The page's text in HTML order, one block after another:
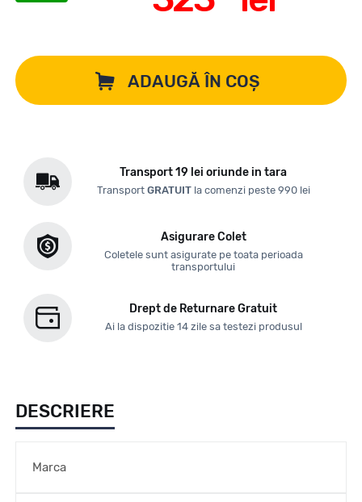
ADAUGĂ ÎN COȘ
Transport 19 lei oriunde in tara
Transport GRATUITla comenzi peste 990 lei
Asigurare Colet
Coletele sunt asigurate pe toata perioada
transportului
Drept de Returnare Gratuit
Ai la dispozitie 14 zile sa testezi produsul
DESCRIERE
Marca